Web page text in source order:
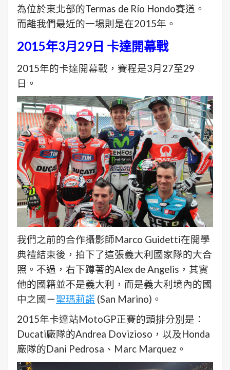
為位於東北部的Termas de Río Hondo賽道。
而離我們最近的一場則是在2015年。
2015年3月29日 卡達開幕戰
2015年的卡達開幕戰，賽程是3月27至29
日。
我們之前的合作攝影師Marco Guidetti在開學
典禮結束後，拍下了這張義大利國家隊的大合
照。不過，右下蹲著的Alex de Angelis，其實
他的國籍並不是義大利，而是義大利境內的國
中之國－聖瑪莉諾 (San Marino)。
2015年卡達站MotoGP正賽的頭排分別是：
Ducati廠隊的Andrea Dovizioso，以及Honda
廠隊的Dani Pedrosa、Marc Marquez。